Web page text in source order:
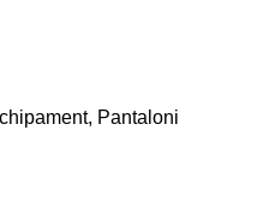
, Pantaloni